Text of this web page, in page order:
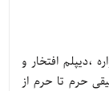
،دیپلم افتخار و
حرم تا حرم از